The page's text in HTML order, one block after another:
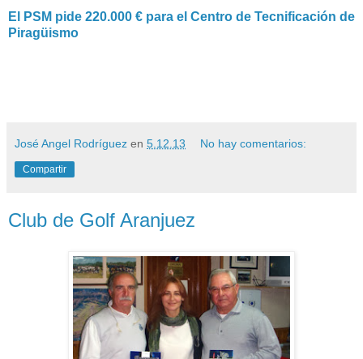
El PSM pide 220.000 € para el Centro de Tecnificación de
Piragüismo
José Angel Rodríguez en 5.12.13 No hay comentarios:
Compartir
Club de Golf Aranjuez